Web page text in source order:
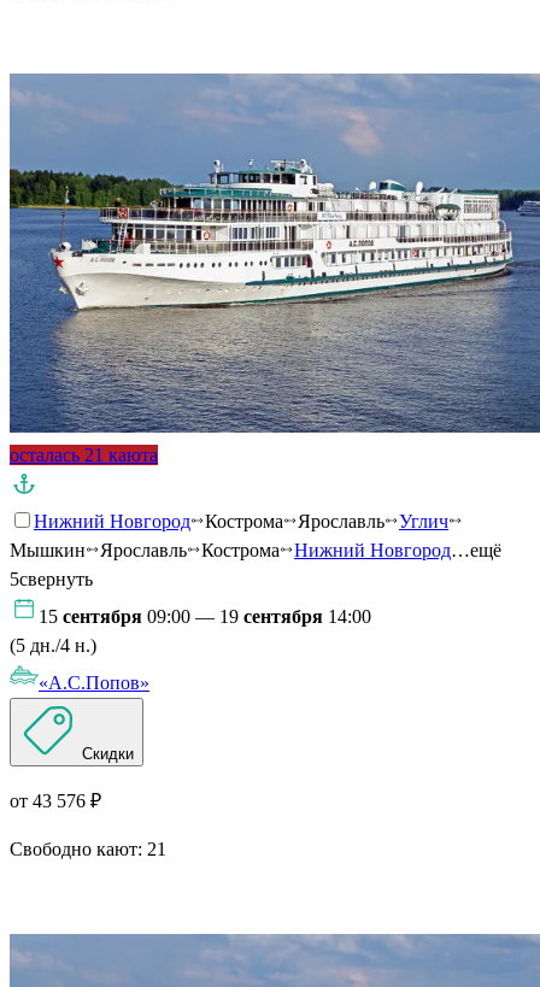
осталась 21 каюта
Нижний Новгород Кострома Ярославль
Углич
Мышкин
Ярославль Кострома Нижний Новгород…ещё
5свернуть
15 сентября 09:00 — 19 сентября 14:00
(5 дн./4 н.)
«А.С.Попов»
Скидки
от 43 576 ₽
Свободно кают: 21